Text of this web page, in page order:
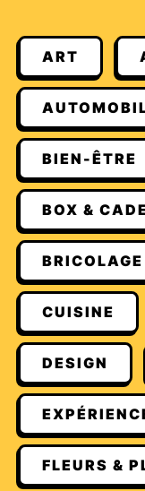
ART
BIEN-ÊTRE
BOX &
BRICOLAGE
CUISINE
DESIGN
FLEURS &